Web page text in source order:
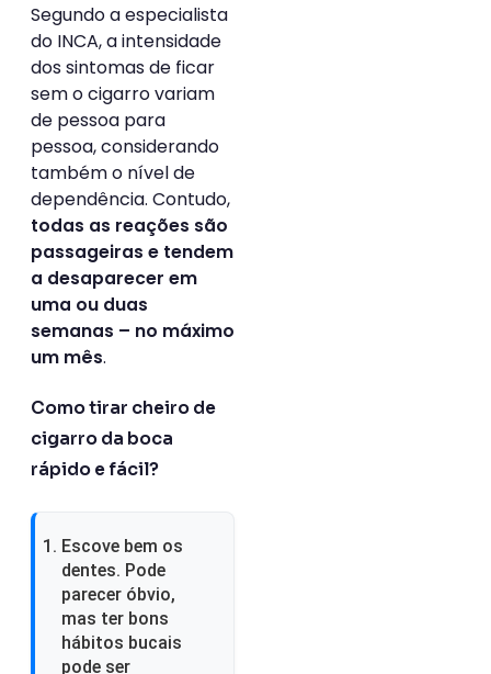
Segundo a especialista
do INCA, a intensidade
dos sintomas de ficar
sem o cigarro variam
de pessoa para
pessoa, considerando
também o nível de
dependência. Contudo,
todas as reações são
passageiras e tendem
a desaparecer em
uma ou duas
semanas – no máximo
um mês.
Como tirar cheiro de
cigarro da boca
rápido e fácil?
Escove bem os
dentes. Pode
parecer óbvio,
mas ter bons
hábitos bucais
pode ser